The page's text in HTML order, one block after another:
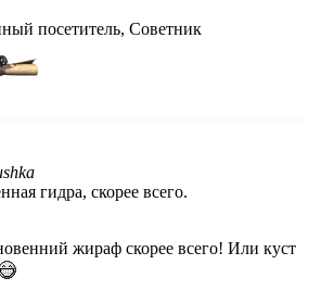
посетитель, Советник
гидра, скорее всего.
жираф скорее всего! Или куст